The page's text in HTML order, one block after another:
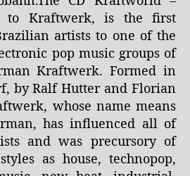
to Kraftwerk, is the first
artists to one of the
pop music groups of
Kraftwerk. Formed in
by Ralf Hutter and Florian
whose name means
has influenced all of
and was precursory of
as house, technopop,